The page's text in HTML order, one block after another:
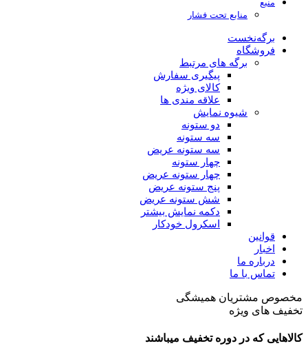
منبع
منابع تحت فشار
برگه‌نخست
فروشگاه
برگه های مرتبط
پیگیری سفارش
کالای ویژه
علاقه مندی ها
شیوه نمایش
دو ستونه
سه ستونه
سه ستونه عریض
چهار ستونه
چهار ستونه عریض
پنج ستونه عریض
شش ستونه عریض
دکمه نمایش بیشتر
اسکرول خودکار
قوانین
اخبار
درباره ما
تماس با ما
مخصوص مشتریان همیشگی
تخفیف های ویژه
کالاهایی که در دوره تخفیف میباشند